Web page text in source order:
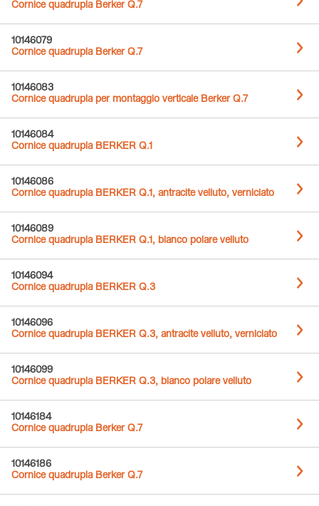
Cornice quadrupla Berker Q.7
10146079
Cornice quadrupla Berker Q.7
10146083
Cornice quadrupla per montaggio verticale Berker Q.7
10146084
Cornice quadrupla BERKER Q.1
10146086
Cornice quadrupla BERKER Q.1, antracite velluto, verniciato
10146089
Cornice quadrupla BERKER Q.1, bianco polare velluto
10146094
Cornice quadrupla BERKER Q.3
10146096
Cornice quadrupla BERKER Q.3, antracite velluto, verniciato
10146099
Cornice quadrupla BERKER Q.3, bianco polare velluto
10146184
Cornice quadrupla Berker Q.7
10146186
Cornice quadrupla Berker Q.7